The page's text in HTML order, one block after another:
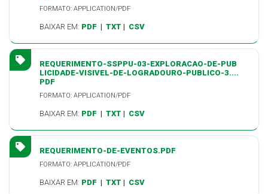
FORMATO: APPLICATION/PDF
BAIXAR EM: PDF | TXT | CSV
REQUERIMENTO-SSPPU-03-EXPLORACAO-DE-PUB
LICIDADE-VISIVEL-DE-LOGRADOURO-PUBLICO-3....
PDF
FORMATO: APPLICATION/PDF
BAIXAR EM: PDF | TXT | CSV
REQUERIMENTO-DE-EVENTOS.PDF
FORMATO: APPLICATION/PDF
BAIXAR EM: PDF | TXT | CSV